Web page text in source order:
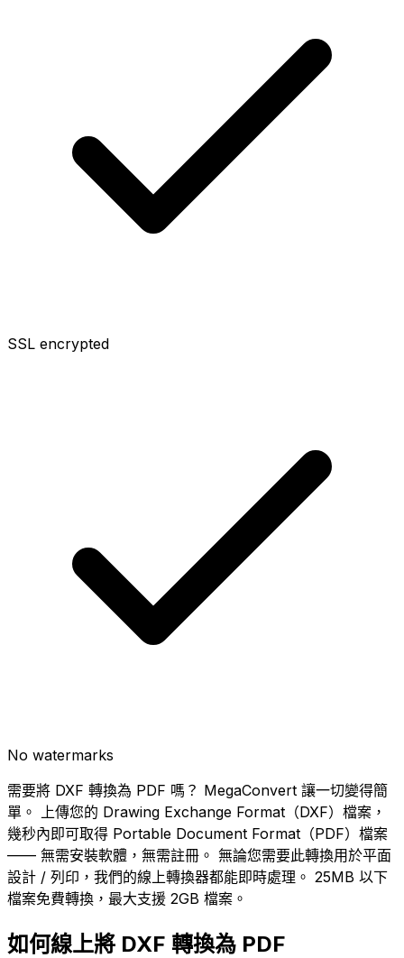
SSL encrypted
No watermarks
需要將 DXF 轉換為 PDF 嗎？ MegaConvert 讓一切變得簡
單。 上傳您的 Drawing Exchange Format（DXF）檔案，
幾秒內即可取得 Portable Document Format（PDF）檔案
—— 無需安裝軟體，無需註冊。 無論您需要此轉換用於平面
設計 / 列印，我們的線上轉換器都能即時處理。 25MB 以下
檔案免費轉換，最大支援 2GB 檔案。
如何線上將 DXF 轉換為 PDF